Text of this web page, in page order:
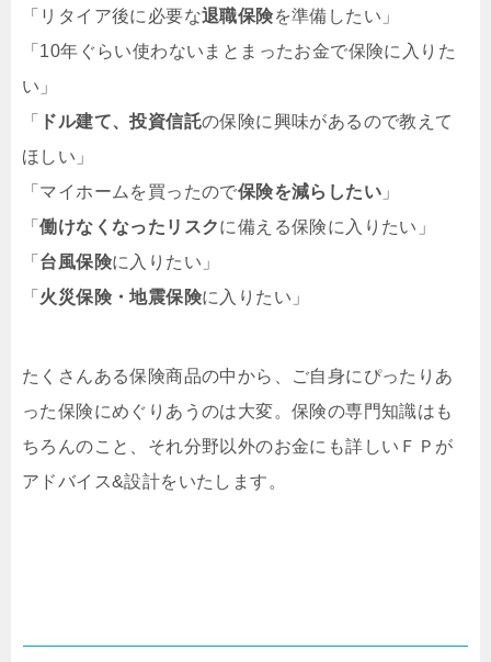
「リタイア後に必要な退職保険を準備したい」
「10年ぐらい使わないまとまったお金で保険に入りた
い」
「
ドル建て、投資信託の保険に興味があるので教えて
ほしい」
「マイホームを買ったので保険を減らしたい 」
「働けなくなったリスクに備える保険に入りたい」
「 台風保険に入りたい」
「 火災保険・地震保険に入りたい」
たくさんある保険商品の中から、ご自身にぴったりあ
った保険にめぐりあうのは大変。保険の専門知識はも
ちろんのこと、それ分野以外のお金にも詳しいＦＰが
アドバイス&設計をいたします。